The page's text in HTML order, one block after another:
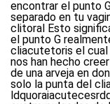
encontrar el punto
separado en tu
clitoral Esto
el punto G
cliacutetoris el cual
nos han hecho
de una arveja en
solo la punta del